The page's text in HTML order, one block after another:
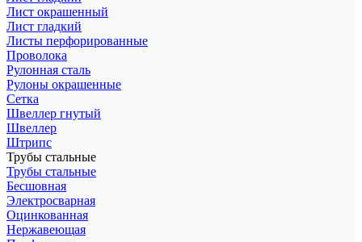
Лист окрашенный
Лист гладкий
Листы перфорированные
Проволока
Рулонная сталь
Рулоны окрашенные
Сетка
Швеллер гнутый
Швеллер
Штрипс
Трубы стальные
Трубы стальные
Бесшовная
Электросварная
Оцинкованная
Нержавеющая